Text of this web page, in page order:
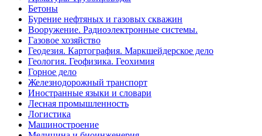
Бетоны
Бурение нефтяных и газовых скважин
Вооружение. Радиоэлектронные системы.
Газовое хозяйство
Геодезия. Картография. Маркшейдерское дело
Геология. Геофизика. Геохимия
Горное дело
Железнодорожный транспорт
Иностранные языки и словари
Лесная промышленность
Логистика
Машиностроение